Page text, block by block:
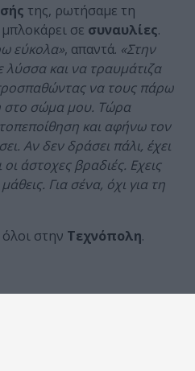
της, ρωτήσαμε τη
σε συναυλίες.
εύκολα», απαντά. «Στην
λύσσα και να τραυμάτιζα
να τους πάρω
στο σώμα μου. Τώρα
και αφήνω τον
Αν δεν δράσει πάλι, έχει
άστοχες βραδιές. Εχεις
Για σένα, όχι για τη
στην Τεχνόπολη.